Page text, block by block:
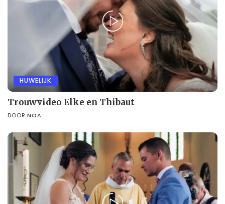
HUWELIJK
Trouwvideo Elke en Thibaut
DOOR NOA